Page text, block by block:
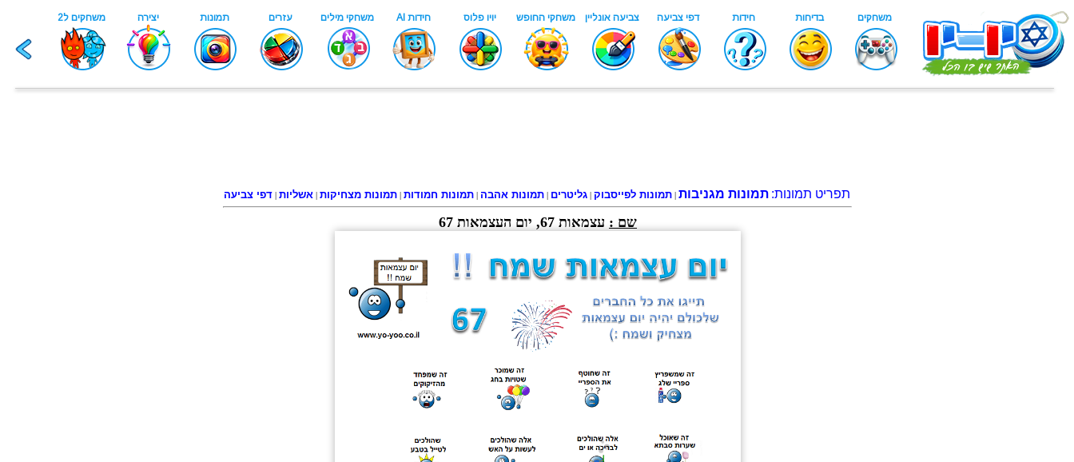
תפריט תמונות: תמונות מגניבות | תמונות לפייסבוק | גליטרים | תמונות אהבה | תמונות חמודות | תמונות מצחיקות | אשליות | דפי צביעה
שם : עצמאות 67, יום העצמאות 67